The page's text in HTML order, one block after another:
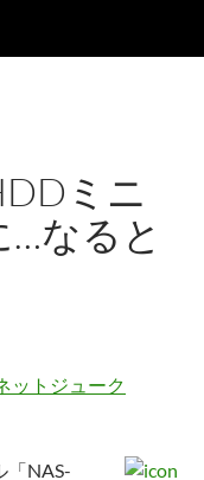
ミニ
…なると
ットジューク
「NAS-